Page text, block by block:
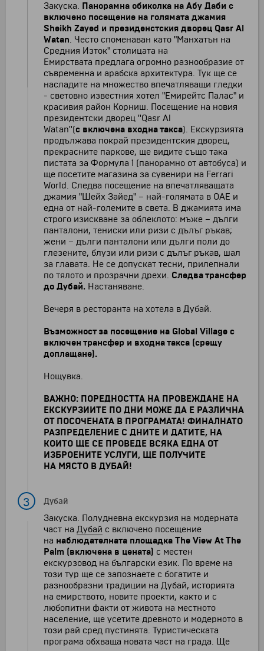
Закуска. Панорамна обиколка на Абу Даби с
включено посещение на голямата джамия
Sheikh Zayed и президенстския дворец Qasr Al
Watan. Често споменаван като "Манхатън на
Средния Изток" столицата на
Емирствата предлага огромно разнообразие от
съвременна и арабска архитектура. Тук ще се
насладите на множество впечатляващи гледки
- световно известния хотел "Емирейтс Палас" и
красивия район Корниш. Посещение на новия
президентски дворец ''Qasr Al
Watan''(с включена входна такса). Екскурзията
продължава покрай президентския дворец,
прекрасните паркове, ще видите също така
пистата за Формула 1 (панорамно от автобуса) и
ще посетите магазина за сувенири на Ferrari
World. Следва посещение на впечатляващата
джамия "Шейх Зайед" – най-голямата в ОАЕ и
една от най-големите в света. В джамията има
строго изискване за облеклото: мъже – дълги
панталони, тениски или ризи с дълъг ръкав;
жени – дълги панталони или дълги поли до
глезените, блузи или ризи с дълъг ръкав, шал
за главата. Не се допускат тесни, прилепнали
по тялото и прозрачни дрехи. Следва трансфер
до Дубай. Настаняване.
Вечеря в ресторанта на хотела в Дубай.
Възможност за посещение на Global Village с
включен трансфер и входна такса (срещу
доплащане).
Нощувка.
ВАЖНО: ПОРЕДНОСТТА НА ПРОВЕЖДАНЕ НА
ЕКСКУРЗИИТЕ ПО ДНИ МОЖЕ ДА Е РАЗЛИЧНА
ОТ ПОСОЧЕНАТА В ПРОГРАМАТА! ФИНАЛНАТО
РАЗПРЕДЕЛЕНИЕ С ДНИТЕ И ДАТИТЕ, НА
КОИТО ЩЕ СЕ ПРОВЕДЕ ВСЯКА ЕДНА ОТ
ИЗБРОЕНИТЕ УСЛУГИ, ЩЕ ПОЛУЧИТЕ
НА МЯСТО В ДУБАЙ!
3 Дубай
Закуска. Полудневна екскурзия на модерната
част на Дубай с включено посещение
на наблюдателната площадка The View At The
Palm (включена в цената) с местен
екскурзовод на български език. По време на
този тур ще се запознаете с богатите и
разнообразни традиции на Дубай, историята
на емирството, новите проекти, както и с
любопитни факти от живота на местното
население, ще усетите древното и модерното в
този рай сред пустинята. Туристическата
програма обхваща новата част на града. Ще